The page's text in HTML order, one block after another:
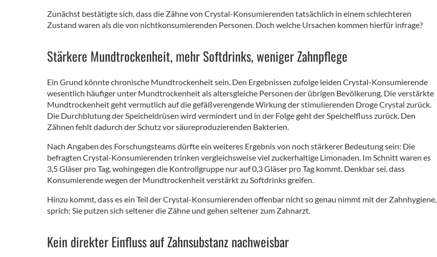
Zunächst bestätigte sich, dass die Zähne von Crystal-Konsumierenden tatsächlich in einem schlechteren
Zustand waren als die von nichtkonsumierenden Personen. Doch welche Ursachen kommen hierfür infrage?
Stärkere Mundtrockenheit, mehr Softdrinks, weniger Zahnpflege
Ein Grund könnte chronische Mundtrockenheit sein. Den Ergebnissen zufolge leiden Crystal-Konsumierende
wesentlich häufiger unter Mundtrockenheit als altersgleiche Personen der übrigen Bevölkerung. Die verstärkte
Mundtrockenheit geht vermutlich auf die gefäßverengende Wirkung der stimulierenden Droge Crystal zurück.
Die Durchblutung der Speicheldrüsen wird vermindert und in der Folge geht der Speichelfluss zurück. Den
Zähnen fehlt dadurch der Schutz vor säureproduzierenden Bakterien.
Nach Angaben des Forschungsteams dürfte ein weiteres Ergebnis von noch stärkerer Bedeutung sein: Die
befragten Crystal-Konsumierenden trinken vergleichsweise viel zuckerhaltige Limonaden. Im Schnitt waren es
3,5 Gläser pro Tag, wohingegen die Kontrollgruppe nur auf 0,3 Gläser pro Tag kommt. Denkbar sei, dass
Konsumierende wegen der Mundtrockenheit verstärkt zu Softdrinks greifen.
Hinzu kommt, dass es ein Teil der Crystal-Konsumierenden offenbar nicht so genau nimmt mit der Zahnhygiene,
sprich: Sie putzen sich seltener die Zähne und gehen seltener zum Zahnarzt.
Kein direkter Einfluss auf Zahnsubstanz nachweisbar